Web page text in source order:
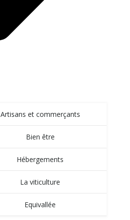
Artisans et commerçants
Bien être
Hébergements
La viticulture
Equivallée